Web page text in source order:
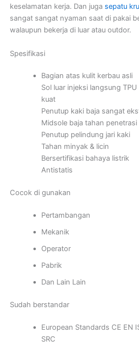
keselamatan kerja. Dan juga sepatu
sangat sangat nyaman saat di pakai
walaupun bekerja di luar atau outdor.
Spesifikasi
Bagian atas kulit kerbau asli
Sol luar injeksi langsung
kuat
Penutup kaki baja sangat
Midsole baja tahan
Penutup pelindung jari kaki
Tahan minyak & licin
Bersertifikasi bahaya listrik
Antistatis
Cocok di gunakan
Pertambangan
Mekanik
Operator
Pabrik
Dan Lain Lain
Sudah berstandar
European Standards CE EN
SRC